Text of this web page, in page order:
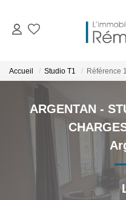
Accueil Studio T1 Référence
ARGENTAN -